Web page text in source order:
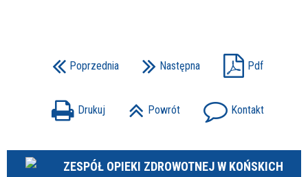
Poprzednia Następna Pdf
Drukuj Powrót Kontakt
ZESPÓŁ OPIEKI ZDROWOTNEJ W KOŃSKICH